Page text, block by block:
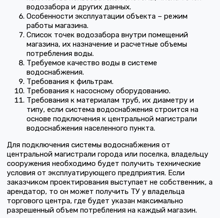
водозабора и других данных.
Особенности эксплуатации объекта – режим
работы магазина.
Список точек водозабора внутри помещений
магазина, их назначение и расчетные объемы
потребления воды.
Требуемое качество воды в системе
водоснабжения.
Требования к фильтрам.
Требования к насосному оборудованию.
Требования к материалам труб, их диаметру и
типу, если система водоснабжения строится на
основе подключения к центральной магистрали
водоснабжения населенного пункта.
Для подключения системы водоснабжения от
центральной магистрали города или поселка, владельцу
сооружения необходимо будет получить технические
условия от эксплуатирующего предприятия. Если
заказчиком проектирования выступает не собственник, а
арендатор, то он может получить ТУ у владельца
торгового центра, где будет указан максимально
разрешенный объем потребления на каждый магазин.